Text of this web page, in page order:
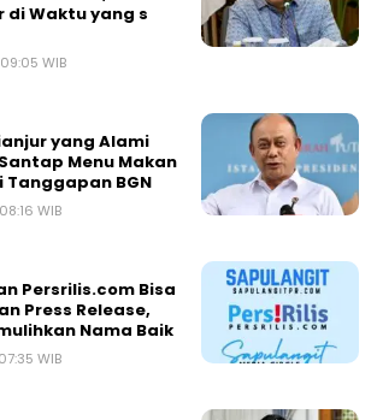
Waktu yang s
WIB
yang Alami
Menu Makan
Tanggapan BGN
WIB
Persrilis.com Bisa
Press Release,
Nama Baik
WIB